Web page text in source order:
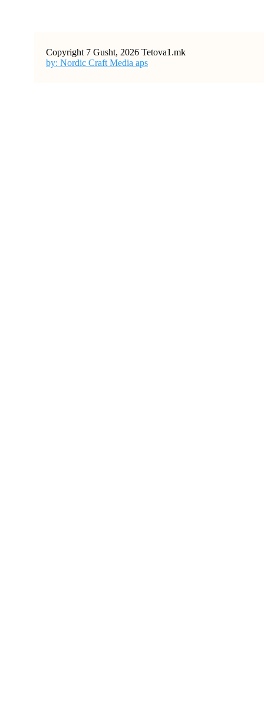
Copyright 7 Gusht, 2026 Tetova1.mk
by: Nordic Craft Media aps